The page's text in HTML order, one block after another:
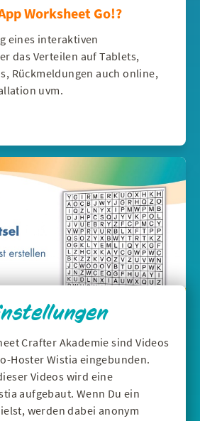
Crafter Akademie sind Videos
Hoster Wistia eingebunden.
Videos wird eine
aufgebaut. Wenn Du ein
werden dabei anonym
Worksheet Go!?
eines interaktiven
das Verteilen auf Tablets,
Rückmeldungen auch online,
uvm.
selbst erstellen - Suchsel
erstellst du schnell ein an